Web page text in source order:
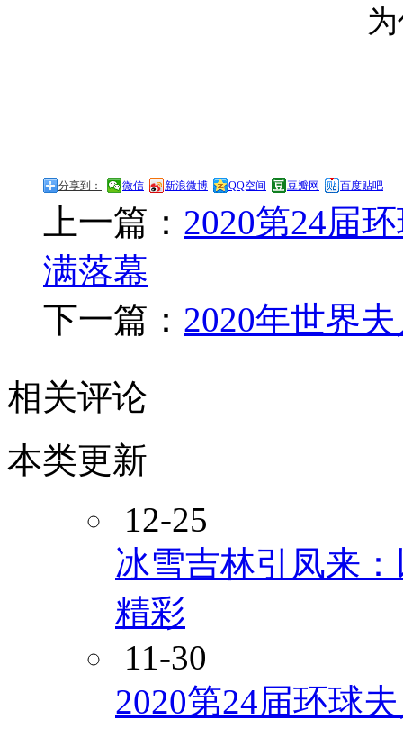
分享到： 微信 新浪微博 QQ空间 豆瓣网 百度贴吧
上一篇： 2020第24届
满落幕
下一篇： 2020年世界
相关评论
本类更新
12-25
冰雪吉林引凤来
精彩
11-30
2020第24届环球